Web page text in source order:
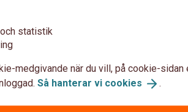
kan ett
se till att du har
statistik
medgivande när du vill, på cookie-sidan
Så hanterar vi cookies .